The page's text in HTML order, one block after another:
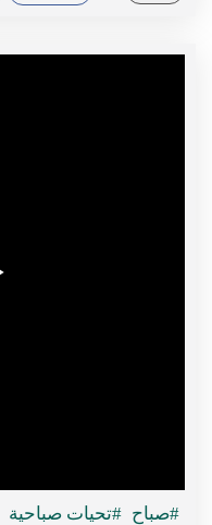
#صباح #تحيات صباحية